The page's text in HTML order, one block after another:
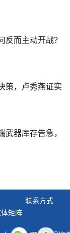
反而主动开战？
策，卢秀燕证实
武器库存告急，
联系方式
矩阵